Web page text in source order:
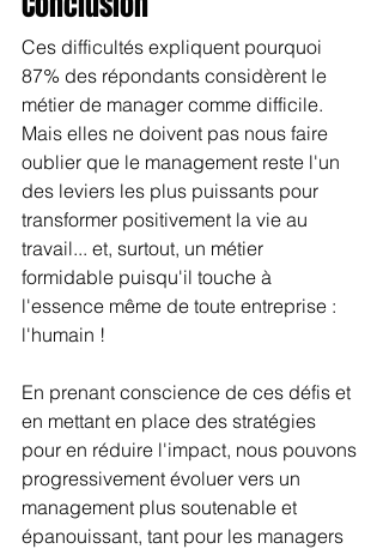
Ces difficultés expliquent pourquoi
87% des répondants considèrent le
métier de manager comme difficile.
Mais elles ne doivent pas nous faire
oublier que le management reste l'un
des leviers les plus puissants pour
transformer positivement la vie au
travail... et, surtout, un métier
formidable puisqu'il touche à
l'essence même de toute entreprise :
l'humain !
En prenant conscience de ces défis et
en mettant en place des stratégies
pour en réduire l'impact, nous pouvons
progressivement évoluer vers un
management plus soutenable et
épanouissant, tant pour les managers